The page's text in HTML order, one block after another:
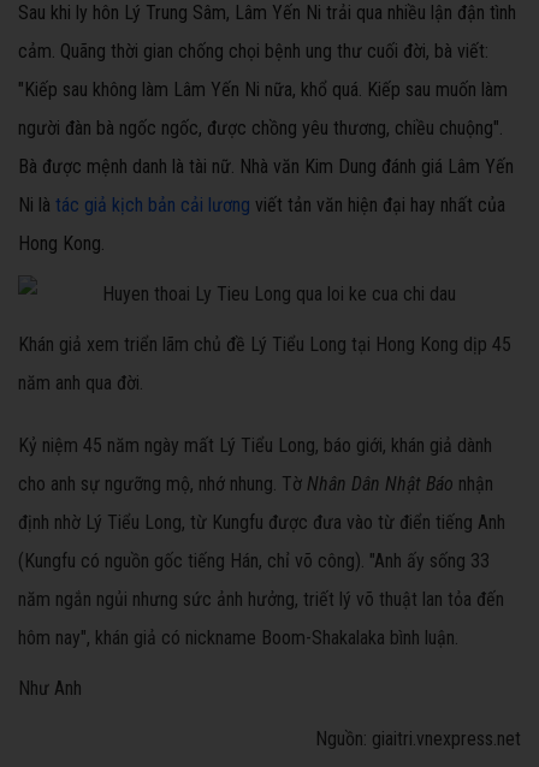
Sau khi ly hôn Lý Trung Sâm, Lâm Yến Ni trải qua nhiều lận đận tình
cảm. Quãng thời gian chống chọi bệnh ung thư cuối đời, bà viết:
"Kiếp sau không làm Lâm Yến Ni nữa, khổ quá. Kiếp sau muốn làm
người đàn bà ngốc ngốc, được chồng yêu thương, chiều chuộng".
Bà được mệnh danh là tài nữ. Nhà văn Kim Dung đánh giá Lâm Yến
Ni là tác giả kịch bản cải lương viết tản văn hiện đại hay nhất của
Hong Kong.
Khán giả xem triển lãm chủ đề Lý Tiểu Long tại Hong Kong dịp 45
năm anh qua đời.
Kỷ niệm 45 năm ngày mất Lý Tiểu Long, báo giới, khán giả dành
cho anh sự ngưỡng mộ, nhớ nhung. Tờ Nhân Dân Nhật Báo nhận
định nhờ Lý Tiểu Long, từ Kungfu được đưa vào từ điển tiếng Anh
(Kungfu có nguồn gốc tiếng Hán, chỉ võ công). "Anh ấy sống 33
năm ngắn ngủi nhưng sức ảnh hưởng, triết lý võ thuật lan tỏa đến
hôm nay", khán giả có nickname Boom-Shakalaka bình luận.
Như Anh
Nguồn: giaitri.vnexpress.net